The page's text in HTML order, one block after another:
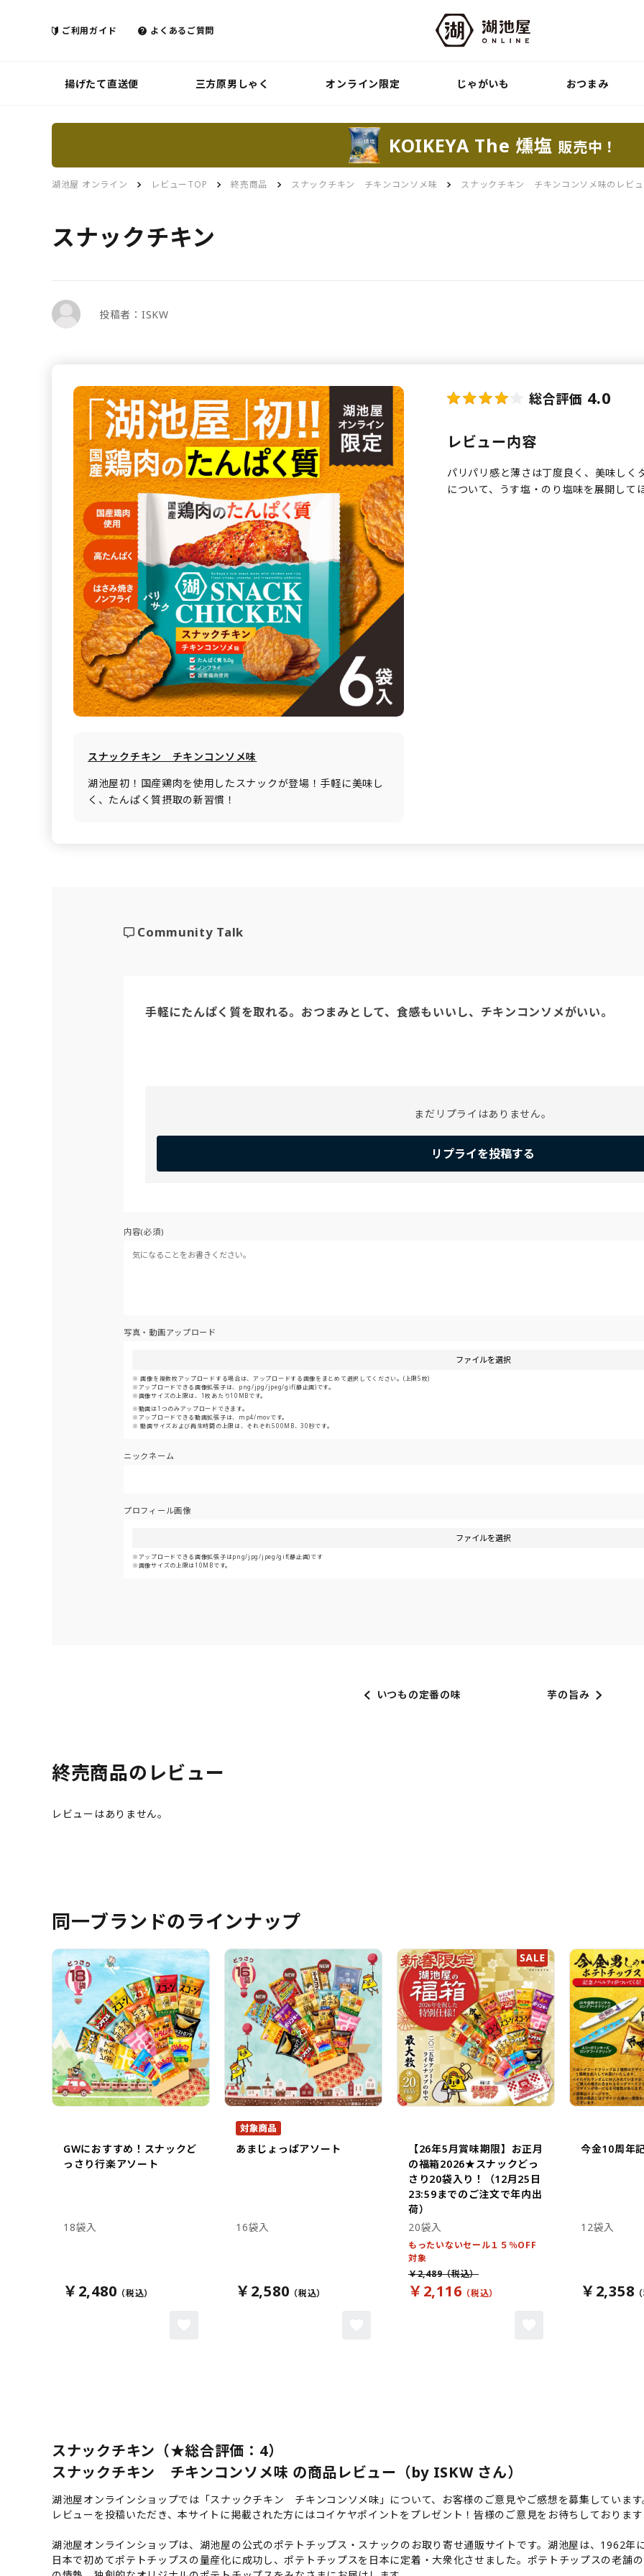
ご利用ガイド よくあるご質問
揚げたて直送便 三方原男しゃく オンライン限定 じゃがいも おつまみ
KOIKEYA The 燻塩 販売中！
湖池屋 オンライン レビューTOP 終売商品 スナックチキン チキンコンソメ味 スナックチキン チキンコンソメ味のレビ
スナックチキン
投稿者：ISKW
スナックチキン チキンコンソメ味
湖池屋初！国産鶏肉を使用したスナックが登場！手軽に美味し
く、たんぱく質摂取の新習慣！
総合評価 4.0
レビュー内容
パリパリ感と薄さは丁度良く、美味し
について、うす塩・のり塩味を展開して
Community Talk
手軽にたんぱく質を取れる。おつまみとして、食感もいいし、チキンコンソメがいい。
まだリプライはありません。
リプライを投稿する
内容(必須)
写真・動画アップロード
ファイルを選択
画像を複数枚アップロードする場合は、アップロードする画像をまとめて選択してください。(上限5枚)
アップロードできる画像拡張子は、png/jpg/jpeg/gif(静止画)です。
画像サイズの上限は、1枚あたり10MBです。
動画は1つのみアップロードできます。
アップロードできる動画拡張子は、mp4/movです。
動画サイズおよび再生時間の上限は、それぞれ500MB、30秒です。
ニックネーム
プロフィール画像
ファイルを選択
アップロードできる画像拡張子はpng/jpg/jpeg/gif(静止画)です
画像サイズの上限は10MBです。
いつもの定番の味 芋の旨み
終売商品のレビュー
同一ブランドのラインナップ
GWにおすすめ！スナックど
っさり行楽アソート
18袋入
￥2,480
あまじょっぱアソート
16袋入
￥2,580
【26年5月賞味期限】お正月
の福箱2026★スナックどっ
さり20袋入り！（12月25日
23:59までのご注文で年内出
荷）
20袋入
もったいないセール１５％OFF
対象
￥2,116
￥2,489
今金10周年
12袋入
￥2,358
スナックチキン（★総合評価：4）
スナックチキン チキンコンソメ味 の商品レビュー（by ISKW さん）
湖池屋オンラインショップでは「スナックチキン チキンコンソメ味」について、お客様のご意見やご感想を募集していま
レビューを投稿いただき、本サイトに掲載された方にはコイケヤポイントをプレゼント！皆様のご意見をお待ちしておりま
湖池屋オンラインショップは、湖池屋の公式のポテトチップス・スナックのお取り寄せ通販サイトです。湖池屋は、1962
日本で初めてポテトチップスの量産化に成功し、ポテトチップスを日本に定着・大衆化させました。ポテトチップスの老舗